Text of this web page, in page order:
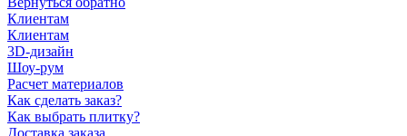
Клиентам
Клиентам
3D-дизайн
Шоу-рум
Расчет материалов
Как сделать заказ?
Как выбрать плитку?
Доставка заказа